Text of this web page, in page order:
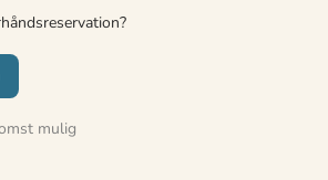
mulig